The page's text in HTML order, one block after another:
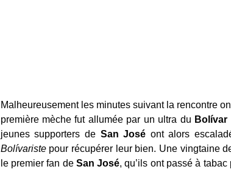
Malheureusement les minutes suivant la rencontre
première mèche fut allumée par un ultra du Bolívar
jeunes supporters de San José ont alors
Bolívaristepour récupérer leur bien. Une vingtaine
le premier fan de San José, qu’ils ont passé à